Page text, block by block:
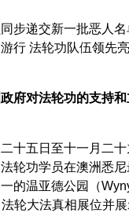
步递交新一批恶人名
行 法轮功队伍领先
府对法轮功的支持和
十五日至十一月二
轮功学员在澳洲悉尼
的温亚德公园（
轮大法真相展位并